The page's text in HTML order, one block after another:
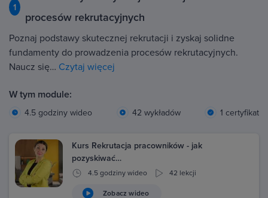
1
procesów rekrutacyjnych
Poznaj podstawy skutecznej rekrutacji i zyskaj solidne
fundamenty do prowadzenia procesów rekrutacyjnych.
Naucz się… Czytaj więcej
W tym module:
4.5 godziny wideo 42 wykładów 1 certyfikat
Kurs Rekrutacja pracowników - jak
pozyskiwać…
4.5 godziny wideo 42 lekcji
Zobacz wideo